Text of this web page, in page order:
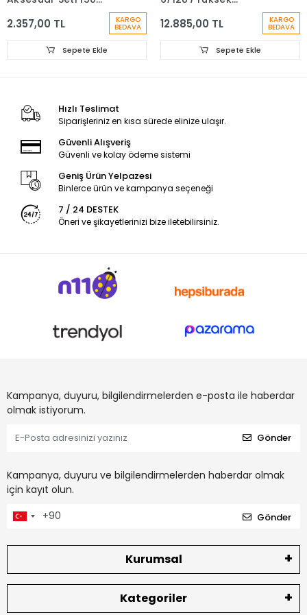
2.357,00 TL KARGO
BEDAVA
Sepete Ekle
Performans Kablolu
Çok Amaçlı El Motoru
12.885,00 TL KARGO
BEDAVA
Sepete Ekle
Hızlı Teslimat
Siparişleriniz en kısa sürede elinize ulaşır.
Güvenli Alışveriş
Güvenli ve kolay ödeme sistemi
Geniş Ürün Yelpazesi
Binlerce ürün ve kampanya seçeneği
7 / 24 DESTEK
Öneri ve şikayetlerinizi bize iletebilirsiniz.
Kampanya, duyuru, bilgilendirmelerden e-posta ile haberdar
olmak istiyorum.
Gönder
Kampanya, duyuru ve bilgilendirmelerden haberdar olmak
için kayıt olun.
Gönder
Kurumsal
Kategoriler